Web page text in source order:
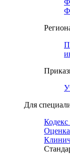
Для
Кодекс
Оценка